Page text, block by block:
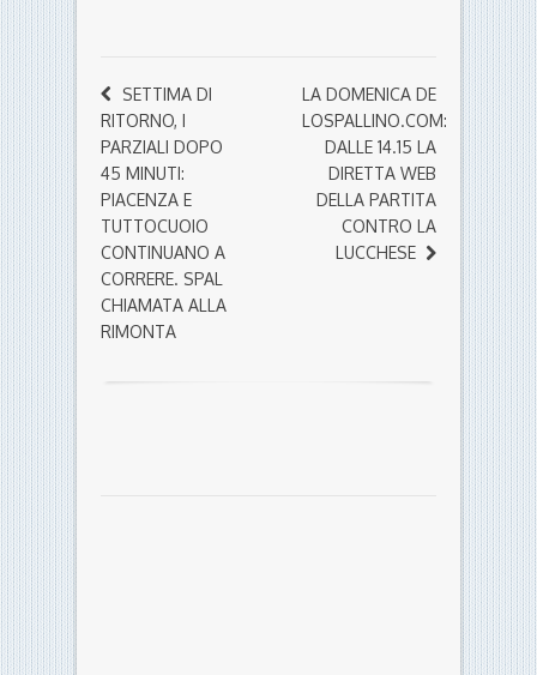
SETTIMA DI
RITORNO, I
PARZIALI DOPO
45 MINUTI:
PIACENZA E
TUTTOCUOIO
CONTINUANO A
CORRERE. SPAL
CHIAMATA ALLA
RIMONTA
LA DOMENICA DE
LOSPALLINO.COM:
DALLE 14.15 LA
DIRETTA WEB
DELLA PARTITA
CONTRO LA
LUCCHESE